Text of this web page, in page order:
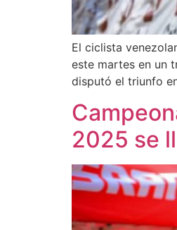
El ciclista
este martes en un
disputó el triunfo
2025 se